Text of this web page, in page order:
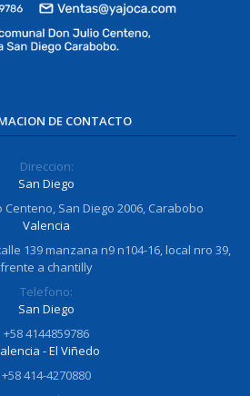
DE CONTACTO
Direccion:
San Diego
Centeno, San Diego 2006, Carabobo
Valencia
139 manzana n9 n104-16, local nro 39,
frente a chantilly
Telefono:
San Diego
+58 4144859786
- El Viñedo
+58 414-4270880